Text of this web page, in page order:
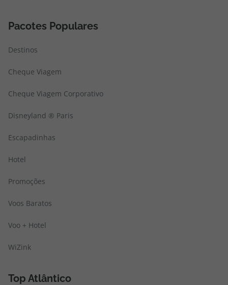
Pacotes Populares
Destinos
Cheque Viagem
Cheque Viagem Corporativo
Disneyland ® Paris
Escapadinhas
Hotel
Promoções
Voos Baratos
Voo + Hotel
WiZink
Top Atlântico